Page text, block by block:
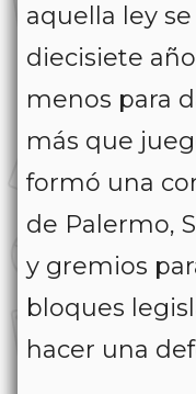
aquella ley
diecisiete
menos para
más que
formó una
de Palermo,
y gremios
bloques
hacer una